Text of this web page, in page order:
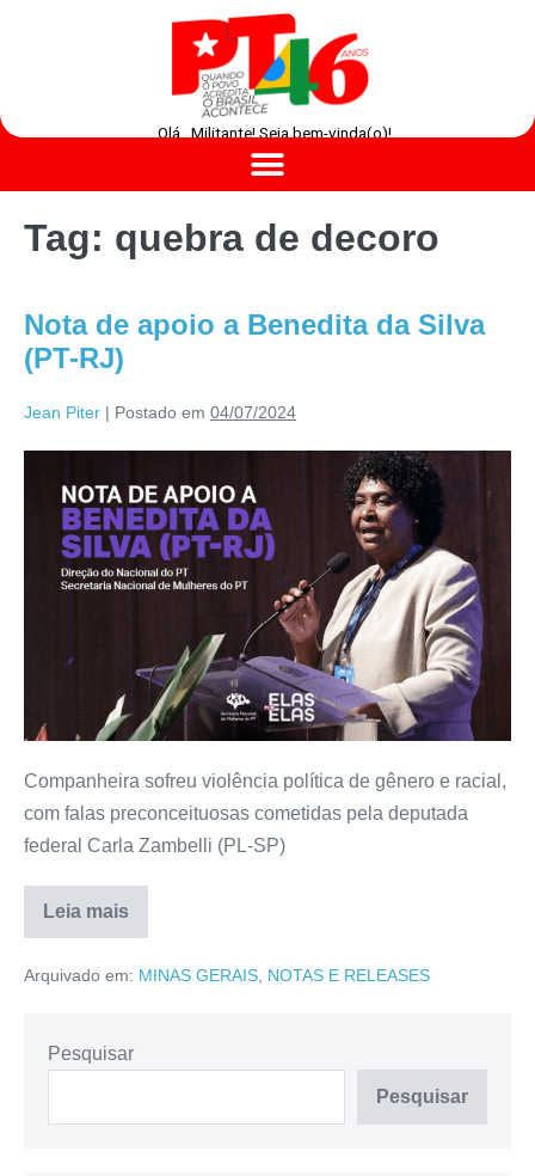
Olá , Militante! Seja bem-vinda(o)!
Tag: quebra de decoro
Nota de apoio a Benedita da Silva
(PT-RJ)
Jean Piter | Postado em 04/07/2024
Companheira sofreu violência política de gênero e racial,
com falas preconceituosas cometidas pela deputada
federal Carla Zambelli (PL-SP)
Leia mais
Arquivado em: MINAS GERAIS NOTAS E RELEASES
Pesquisar
Pesquisar